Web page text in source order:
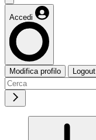
Accedi
Modifica profilo Logout